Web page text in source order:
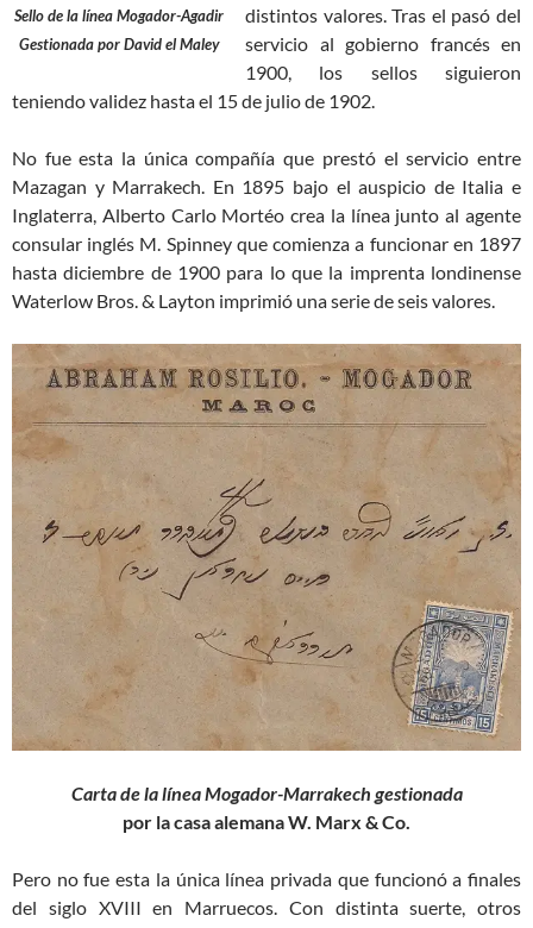
Sello de la línea Mogador-Agadir
Gestionada por David el Maley
distintos valores. Tras el pasó del
servicio al gobierno francés en
1900, los sellos siguieron
teniendo validez hasta el 15 de julio de 1902.
No fue esta la única compañía que prestó el servicio entre
Mazagan y Marrakech. En 1895 bajo el auspicio de Italia e
Inglaterra, Alberto Carlo Mortéo crea la línea junto al agente
consular inglés M. Spinney que comienza a funcionar en 1897
hasta diciembre de 1900 para lo que la imprenta londinense
Waterlow Bros. & Layton imprimió una serie de seis valores.
Carta de la línea Mogador-Marrakech gestionada
por la casa alemana W. Marx & Co.
Pero no fue esta la única línea privada que funcionó a finales
del siglo XVIII en Marruecos. Con distinta suerte, otros